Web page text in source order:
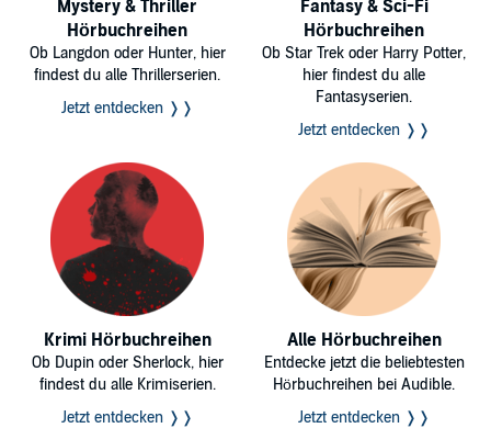
Mystery & Thriller
Hörbuchreihen
Ob Langdon oder Hunter, hier
findest du alle Thrillerserien.
Jetzt entdecken ❭❭
Fantasy & Sci-Fi
Hörbuchreihen
Ob Star Trek oder Harry Potter,
hier findest du alle
Fantasyserien.
Jetzt entdecken ❭❭
Krimi Hörbuchreihen
Ob Dupin oder Sherlock, hier
findest du alle Krimiserien.
Jetzt entdecken ❭❭
Alle Hörbuchreihen
Entdecke jetzt die beliebtesten
Hörbuchreihen bei Audible.
Jetzt entdecken ❭❭